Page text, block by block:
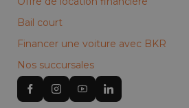
Bail court
Financer une voiture avec BKR
Nos succursales